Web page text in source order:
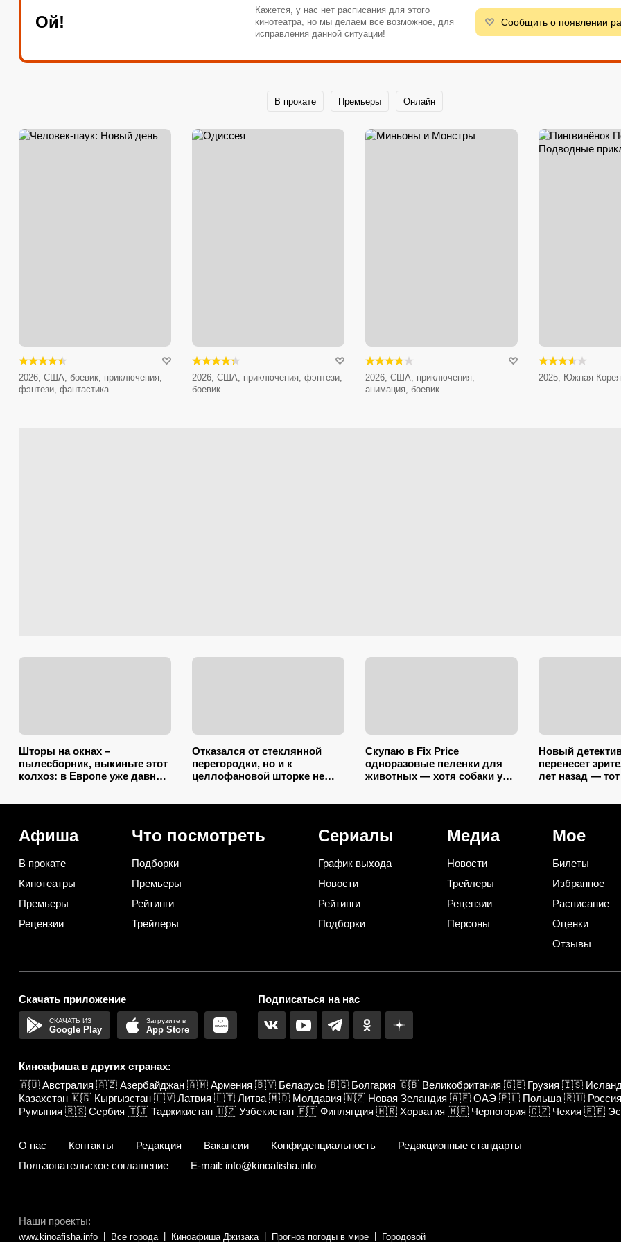
Ой!
Кажется, у нас нет расписания для этого
кинотеатра, но мы делаем все возможное, для
исправления данной ситуации!
Сообщить о появлении
В прокате Премьеры Онлайн
2026, США, боевик, приключения,
фэнтези, фантастика
2026, США, приключения, фэнтези,
боевик
2026, США, приключения,
анимация, боевик
2025, Южная
Шторы на окнах –
пылесборник, выкиньте этот
колхоз: в Европе уже давно
Отказался от стеклянной
перегородки, но и к
целлофановой шторке не
Скупаю в Fix Price
одноразовые пеленки для
животных — хотя собаки у
Новый
перенесет
лет назад —
Афиша
В прокате
Кинотеатры
Премьеры
Рецензии
Что посмотреть
Подборки
Премьеры
Рейтинги
Трейлеры
Сериалы
График выхода
Новости
Рейтинги
Подборки
Медиа
Новости
Трейлеры
Рецензии
Персоны
Мое
Билеты
Избранное
Расписание
Оценки
Отзывы
Скачать приложение
Google Play App Store
Подписаться на нас
Киноафиша в других странах:
🇦🇺 Австралия 🇦🇿 Азербайджан 🇦🇲 Армения 🇧🇾 Беларусь 🇧🇬 Болгария 🇬🇧 Великобритания 🇬🇪 Грузия 🇮🇸
Казахстан 🇰🇬 Кыргызстан 🇱🇻 Латвия 🇱🇹 Литва 🇲🇩 Молдавия 🇳🇿 Новая Зеландия 🇦🇪 ОАЭ 🇵🇱 Польша 🇷🇺 Россия
Румыния 🇷🇸 Сербия 🇹🇯 Таджикистан 🇺🇿 Узбекистан 🇫🇮 Финляндия 🇭🇷 Хорватия 🇲🇪 Черногория 🇨🇿 Чехия 🇪🇪
О нас Контакты Редакция Вакансии Конфиденциальность
Редакционные стандарты
Пользовательское соглашение
E-mail: info@kinoafisha.info
Наши проекты:
www.kinoafisha.info Все города Киноафиша Джизака Прогноз погоды в мире Городовой